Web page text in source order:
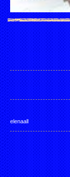
elenaall